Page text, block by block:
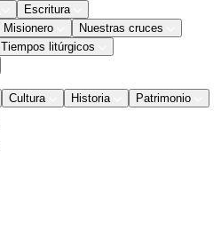
Escritura
Misionero
Nuestras cruces
Tiempos litúrgicos
Cultura Historia
Patrimonio